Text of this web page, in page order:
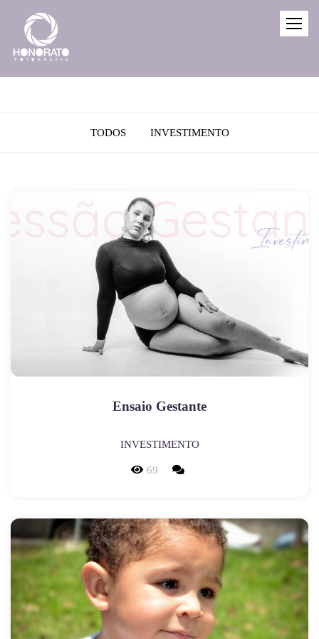
TODOS INVESTIMENTO
Ensaio Gestante
INVESTIMENTO
69